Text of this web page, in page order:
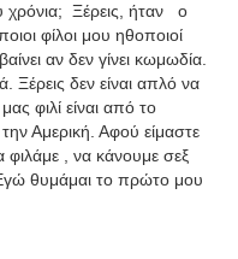
χρόνια; Ξέρεις, ήταν ο
φίλοι μου ηθοποιοί
αν δεν γίνει κωμωδία.
Ξέρεις δεν είναι απλό να
φιλί είναι από το
Αμερική. Αφού είμαστε
φιλάμε , να κάνουμε σεξ
θυμάμαι το πρώτο μου